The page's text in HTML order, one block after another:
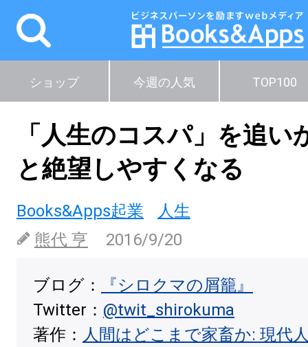
ショップ 今週の人気 TOP100
「人生のコスパ」を追い
と絶望しやすくなる
Books&Apps起業
人生
熊代 亨
2016/9/20
ブログ：
『シロクマの屑籠』
Twitter： @twit_shirokuma
著作： 人間はどこまで家畜か: 現代